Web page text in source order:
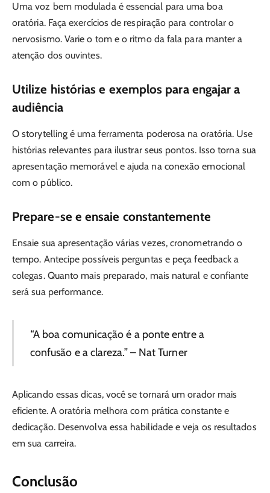
Uma voz bem modulada é essencial para uma boa
oratória. Faça exercícios de respiração para controlar o
nervosismo. Varie o tom e o ritmo da fala para manter a
atenção dos ouvintes.
Utilize histórias e exemplos para engajar a
audiência
O storytelling é uma ferramenta poderosa na oratória. Use
histórias relevantes para ilustrar seus pontos. Isso torna sua
apresentação memorável e ajuda na conexão emocional
com o público.
Prepare-se e ensaie constantemente
Ensaie sua apresentação várias vezes, cronometrando o
tempo. Antecipe possíveis perguntas e peça feedback a
colegas. Quanto mais preparado, mais natural e confiante
será sua performance.
“A boa comunicação é a ponte entre a
confusão e a clareza.” – Nat Turner
Aplicando essas dicas, você se tornará um orador mais
eficiente. A oratória melhora com prática constante e
dedicação. Desenvolva essa habilidade e veja os resultados
em sua carreira.
Conclusão